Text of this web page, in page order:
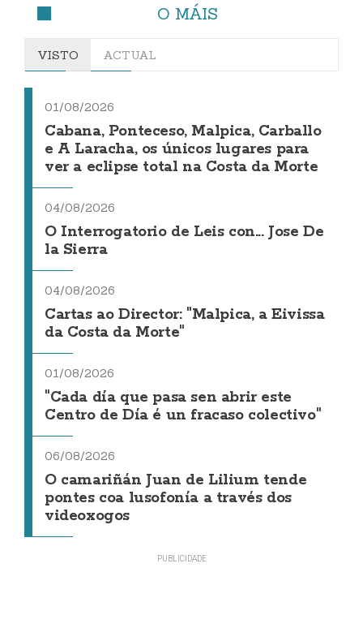
O MÁIS
VISTO ACTUAL
01/08/2026
Cabana, Ponteceso, Malpica, Carballo
e A Laracha, os únicos lugares para
ver a eclipse total na Costa da Morte
04/08/2026
O Interrogatorio de Leis con... Jose De
la Sierra
04/08/2026
Cartas ao Director: "Malpica, a Eivissa
da Costa da Morte"
01/08/2026
"Cada día que pasa sen abrir este
Centro de Día é un fracaso colectivo"
06/08/2026
O camariñán Juan de Lilium tende
pontes coa lusofonía a través dos
videoxogos